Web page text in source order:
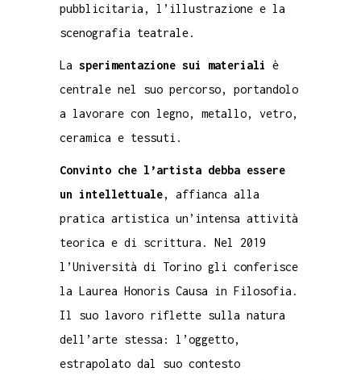
pubblicitaria, l’illustrazione e la
scenografia teatrale.
La sperimentazione sui materiali è
centrale nel suo percorso, portandolo
a lavorare con legno, metallo, vetro,
ceramica e tessuti.
Convinto che l’artista debba essere
un intellettuale, affianca alla
pratica artistica un’intensa attività
teorica e di scrittura. Nel 2019
l’Università di Torino gli conferisce
la Laurea Honoris Causa in Filosofia.
Il suo lavoro riflette sulla natura
dell’arte stessa: l’oggetto,
estrapolato dal suo contesto